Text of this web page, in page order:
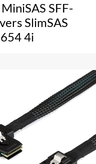
SFF-
SlimSAS
4i